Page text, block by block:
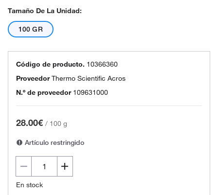
Tamaño De La Unidad:
100 GR
Código de producto. 10366360
ProveedorThermo Scientific Acros
N.º de proveedor 109631000
28.00€ / 100 g
Artículo restringido
En stock